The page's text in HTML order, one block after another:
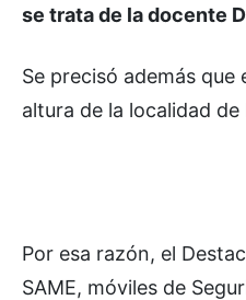
se trata de la docente
Se precisó además
altura de la localidad de
Por esa razón, el
SAME, móviles de